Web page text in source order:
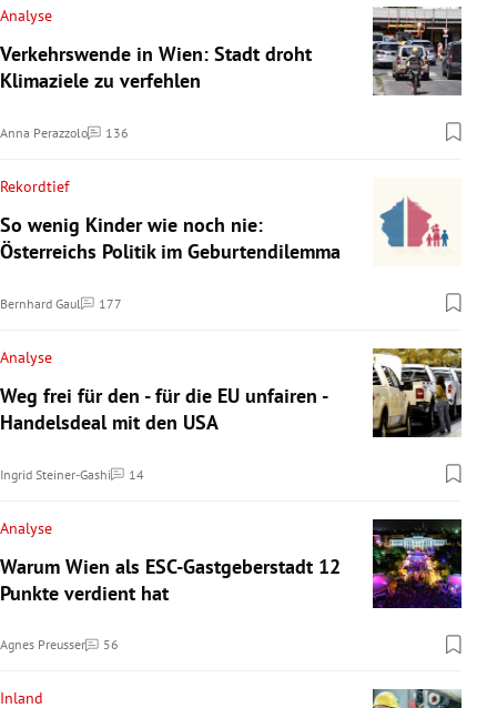
Analyse
Verkehrswende in Wien: Stadt droht
Klimaziele zu verfehlen
Anna Perazzolo 136
Kommentare
Rekordtief
So wenig Kinder wie noch nie:
Österreichs Politik im Geburtendilemma
Bernhard Gaul 177
Kommentare
Analyse
Weg frei für den - für die EU unfairen -
Handelsdeal mit den USA
Ingrid Steiner-Gashi 14
Kommentare
Analyse
Warum Wien als ESC-Gastgeberstadt 12
Punkte verdient hat
Agnes Preusser 56
Kommentare
Inland